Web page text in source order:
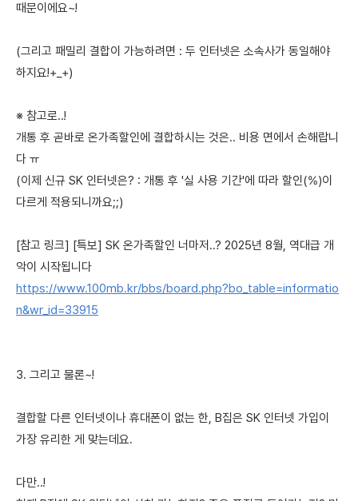
때문이에요~!
(그리고 패밀리 결합이 가능하려면 : 두 인터넷은 소속사가 동일해야
하지요!+_+)
※ 참고로..!
개통 후 곧바로 온가족할인에 결합하시는 것은.. 비용 면에서 손해랍니
다 ㅠ
(이제 신규 SK 인터넷은? : 개통 후 '실 사용 기간'에 따라 할인(%)이
다르게 적용되니까요;;)
[참고 링크] [특보] SK 온가족할인 너마저..? 2025년 8월, 역대급 개
악이 시작됩니다
https://www.100mb.kr/bbs/board.php?bo_table=informatio
n&wr_id=33915
3. 그리고 물론~!
결합할 다른 인터넷이나 휴대폰이 없는 한, B집은 SK 인터넷 가입이
가장 유리한 게 맞는데요.
다만..!